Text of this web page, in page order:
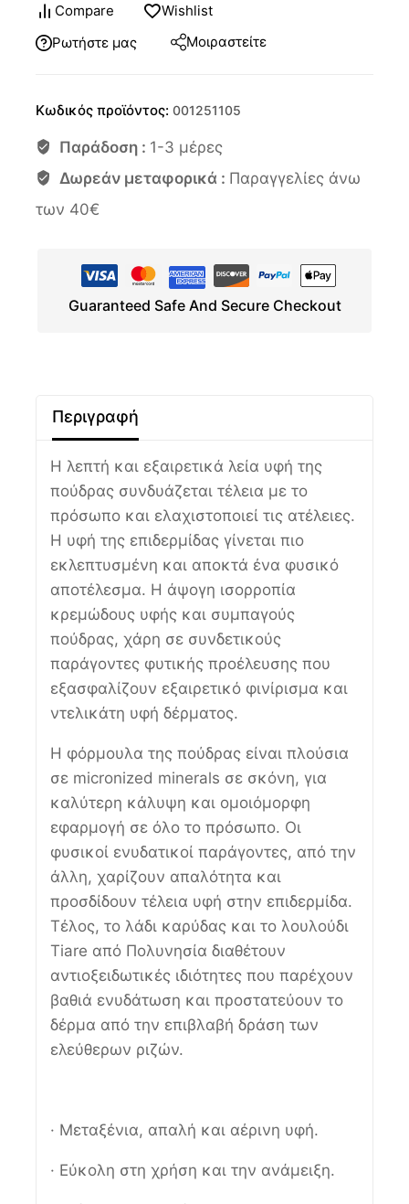
Compare
Wishlist
Ρωτήστε μας
Μοιραστείτε
Κωδικός προϊόντος: 001251105
Παράδοση : 1-3 μέρες
Δωρεάν μεταφορικά : Παραγγελίες άνω
των 40€
Guaranteed Safe And Secure Checkout
Περιγραφή
Η λεπτή και εξαιρετικά λεία υφή της
πούδρας συνδυάζεται τέλεια με το
πρόσωπο και ελαχιστοποιεί τις ατέλειες.
Η υφή της επιδερμίδας γίνεται πιο
εκλεπτυσμένη και αποκτά ένα φυσικό
αποτέλεσμα. Η άψογη ισορροπία
κρεμώδους υφής και συμπαγούς
πούδρας, χάρη σε συνδετικούς
παράγοντες φυτικής προέλευσης που
εξασφαλίζουν εξαιρετικό φινίρισμα και
ντελικάτη υφή δέρματος.
Η φόρμουλα της πούδρας είναι πλούσια
σε micronized minerals σε σκόνη, για
καλύτερη κάλυψη και ομοιόμορφη
εφαρμογή σε όλο το πρόσωπο. Οι
φυσικοί ενυδατικοί παράγοντες, από την
άλλη, χαρίζουν απαλότητα και
προσδίδουν τέλεια υφή στην επιδερμίδα.
Τέλος, το λάδι καρύδας και το λουλούδι
Tiare από Πολυνησία διαθέτουν
αντιοξειδωτικές ιδιότητες που παρέχουν
βαθιά ενυδάτωση και προστατεύουν το
δέρμα από την επιβλαβή δράση των
ελεύθερων ριζών.
· Μεταξένια, απαλή και αέρινη υφή.
· Εύκολη στη χρήση και την ανάμειξη.